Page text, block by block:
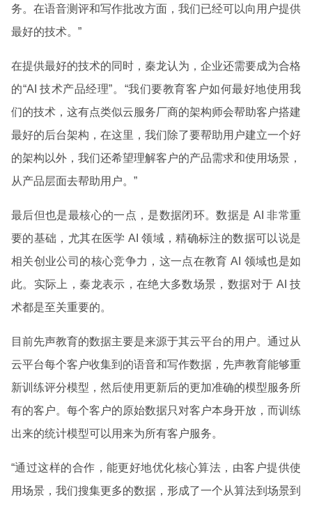
务。在语音测评和写作批改方面，我们已经可以向用户提供
最好的技术。”
在提供最好的技术的同时，秦龙认为，企业还需要成为合格
的“AI 技术产品经理”。“我们要教育客户如何最好地使用我
们的技术，这有点类似云服务厂商的架构师会帮助客户搭建
最好的后台架构，在这里，我们除了要帮助用户建立一个好
的架构以外，我们还希望理解客户的产品需求和使用场景，
从产品层面去帮助用户。”
最后但也是最核心的一点，是数据闭环。数据是 AI 非常重
要的基础，尤其在医学 AI 领域，精确标注的数据可以说是
相关创业公司的核心竞争力，这一点在教育 AI 领域也是如
此。实际上，秦龙表示，在绝大多数场景，数据对于 AI 技
术都是至关重要的。
目前先声教育的数据主要是来源于其云平台的用户。通过从
云平台每个客户收集到的语音和写作数据，先声教育能够重
新训练评分模型，然后使用更新后的更加准确的模型服务所
有的客户。每个客户的原始数据只对客户本身开放，而训练
出来的统计模型可以用来为所有客户服务。
“通过这样的合作，能更好地优化核心算法，由客户提供使
用场景，我们搜集更多的数据，形成了一个从算法到场景到